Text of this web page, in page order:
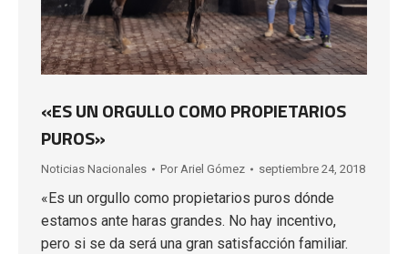
«ES UN ORGULLO COMO PROPIETARIOS
PUROS»
Noticias Nacionales Por Ariel Gómez septiembre 24, 2018
«Es un orgullo como propietarios puros dónde
estamos ante haras grandes. No hay incentivo,
pero si se da será una gran satisfacción familiar.